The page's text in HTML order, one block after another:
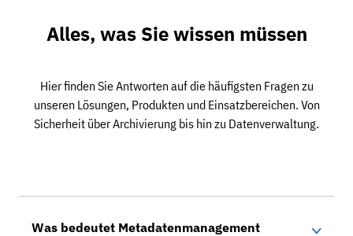
Alles, was Sie wissen müssen
Hier finden Sie Antworten auf die häufigsten Fragen zu
unseren Lösungen, Produkten und Einsatzbereichen. Von
Sicherheit über Archivierung bis hin zu Datenverwaltung.
Was bedeutet Metadatenmanagement